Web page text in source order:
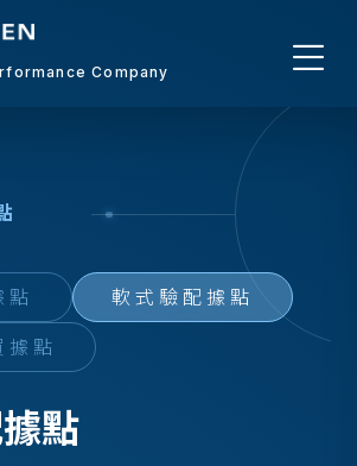
Company
點 軟式驗配據點
據點
點